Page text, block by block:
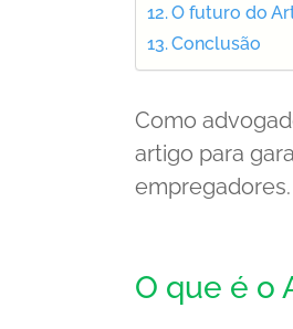
O futuro do
Conclusão
Como
artigo para
empregadores.
O que é o